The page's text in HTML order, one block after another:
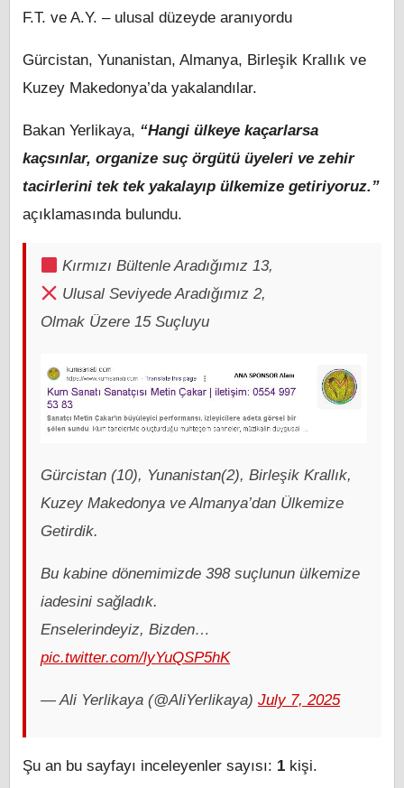
F.T. ve A.Y. – ulusal düzeyde aranıyordu
Gürcistan, Yunanistan, Almanya, Birleşik Krallık ve
Kuzey Makedonya’da yakalandılar.
Bakan Yerlikaya, “Hangi ülkeye kaçarlarsa
kaçsınlar, organize suç örgütü üyeleri ve zehir
tacirlerini tek tek yakalayıp ülkemize getiriyoruz.”
açıklamasında bulundu.
Kırmızı Bültenle Aradığımız 13,
Ulusal Seviyede Aradığımız 2,
Olmak Üzere 15 Suçluyu
Gürcistan (10), Yunanistan(2), Birleşik Krallık,
Kuzey Makedonya ve Almanya’dan Ülkemize
Getirdik.
Bu kabine dönemimizde 398 suçlunun ülkemize
iadesini sağladık.
Enselerindeyiz, Bizden…
pic.twitter.com/lyYuQSP5hK
— Ali Yerlikaya (@AliYerlikaya) July 7, 2025
Şu an bu sayfayı inceleyenler sayısı: 1 kişi.